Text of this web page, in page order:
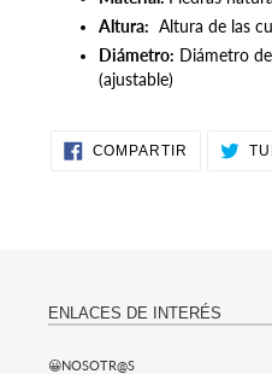
Altura: Altura de las
Diámetro: Diámetro
(ajustable)
COMPARTIR
ENLACES DE INTERÉS
😀NOSOTR@S